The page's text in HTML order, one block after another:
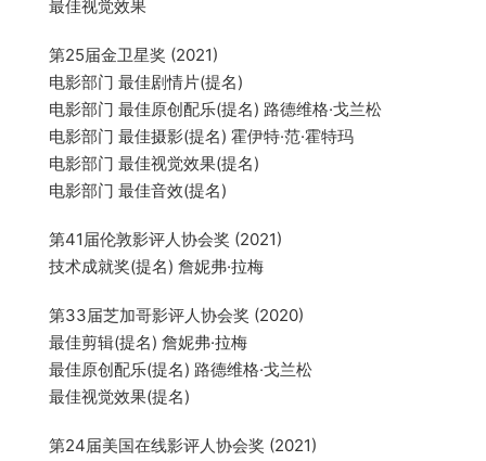
最佳视觉效果
第25届金卫星奖 (2021)
电影部门 最佳剧情片(提名)
电影部门 最佳原创配乐(提名) 路德维格·戈兰松
电影部门 最佳摄影(提名) 霍伊特·范·霍特玛
电影部门 最佳视觉效果(提名)
电影部门 最佳音效(提名)
第41届伦敦影评人协会奖 (2021)
技术成就奖(提名) 詹妮弗·拉梅
第33届芝加哥影评人协会奖 (2020)
最佳剪辑(提名) 詹妮弗·拉梅
最佳原创配乐(提名) 路德维格·戈兰松
最佳视觉效果(提名)
第24届美国在线影评人协会奖 (2021)